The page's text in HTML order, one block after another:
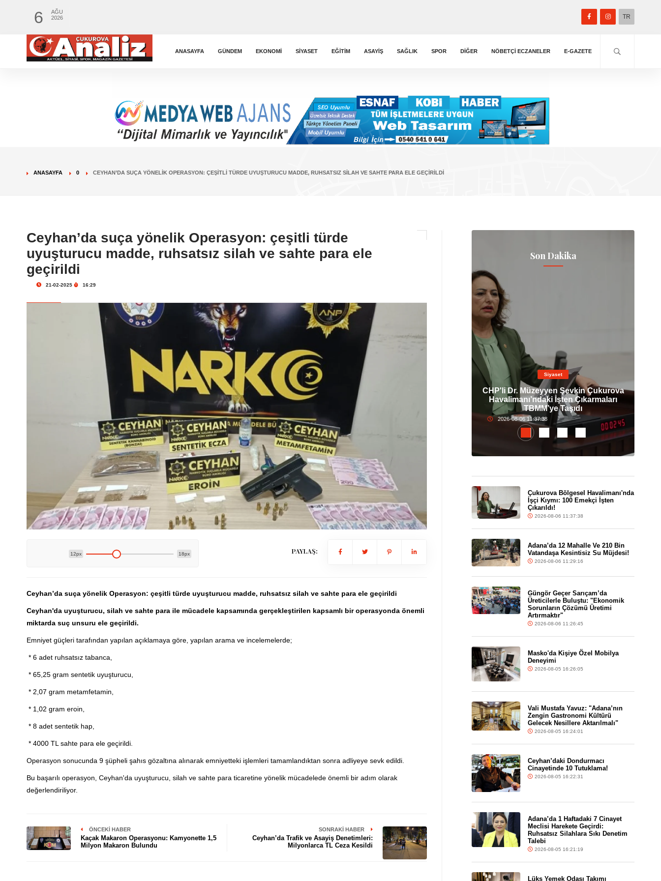
6
AĞU
2026
TR
ANASAYFA GÜNDEM EKONOMI SIYASET EĞITIM ASAYIŞ SAĞLIK SPOR DIĞER NÖBETÇİ ECZANELER E-GAZETE
ANASAYFA 0 CEYHAN’DA SUÇA YÖNELIK OPERASYON: ÇEŞITLI TÜRDE UYUŞTURUCU MADDE, RUHSATSIZ SILAH VE SAHTE PARA ELE GEÇIRILDI
Ceyhan’da suça yönelik Operasyon: çeşitli türde
uyuşturucu madde, ruhsatsız silah ve sahte para ele
geçirildi
21-02-2025 16:29
12px 18px PAYLAŞ:
Ceyhan’da suça yönelik Operasyon: çeşitli türde uyuşturucu madde, ruhsatsız silah ve sahte para ele geçirildi
Ceyhan'da uyuşturucu, silah ve sahte para ile mücadele kapsamında gerçekleştirilen kapsamlı bir operasyonda önemli
miktarda suç unsuru ele geçirildi.
Emniyet güçleri tarafından yapılan açıklamaya göre, yapılan arama ve incelemelerde;
* 6 adet ruhsatsız tabanca,
* 65,25 gram sentetik uyuşturucu,
* 2,07 gram metamfetamin,
* 1,02 gram eroin,
* 8 adet sentetik hap,
* 4000 TL sahte para ele geçirildi.
Operasyon sonucunda 9 şüpheli şahıs gözaltına alınarak emniyetteki işlemleri tamamlandıktan sonra adliyeye sevk edildi.
Bu başarılı operasyon, Ceyhan'da uyuşturucu, silah ve sahte para ticaretine yönelik mücadelede önemli bir adım olarak
değerlendiriliyor.
ÖNCEKI HABER
Kaçak Makaron Operasyonu: Kamyonette 1,5
Milyon Makaron Bulundu
SONRAKI HABER
Ceyhan’da Trafik ve Asayiş Denetimleri:
Milyonlarca TL Ceza Kesildi
Son Dakika
İl Sağlık Müdürü Nacar, Balcalı
Hastanesi Yönetimini Ağırladı:
Gündem İnşaat Süreci
2026-08-06 11:15:25
Siyaset
CHP'li Dr. Müzeyyen Şevkin Çukurova
Havalimanı’ndaki İşten Çıkarmaları
TBMM’ye Taşıdı
2026-08-06 11:37:38
Çukurova Bölgesel Havalimanı'nda
İşçi Kıymı: 100 Emekçi İşten
Çıkarıldı!
2026-08-06 11:37:38
Adana’da 12 Mahalle Ve 210 Bin
Vatandaşa Kesintisiz Su Müjdesi!
2026-08-06 11:29:16
Güngör Geçer Sarıçam’da
Üreticilerle Buluştu: "Ekonomik
Sorunların Çözümü Üretimi
Artırmaktır"
2026-08-06 11:26:45
Masko'da Kişiye Özel Mobilya
Deneyimi
2026-08-05 16:26:05
Vali Mustafa Yavuz: "Adana’nın
Zengin Gastronomi Kültürü
Gelecek Nesillere Aktarılmalı"
2026-08-05 16:24:01
Ceyhan’daki Dondurmacı
Cinayetinde 10 Tutuklama!
2026-08-05 16:22:31
Adana’da 1 Haftadaki 7 Cinayet
Meclisi Harekete Geçirdi:
Ruhsatsız Silahlara Sıkı Denetim
Talebi
2026-08-05 16:21:19
Lüks Yemek Odası Takımı